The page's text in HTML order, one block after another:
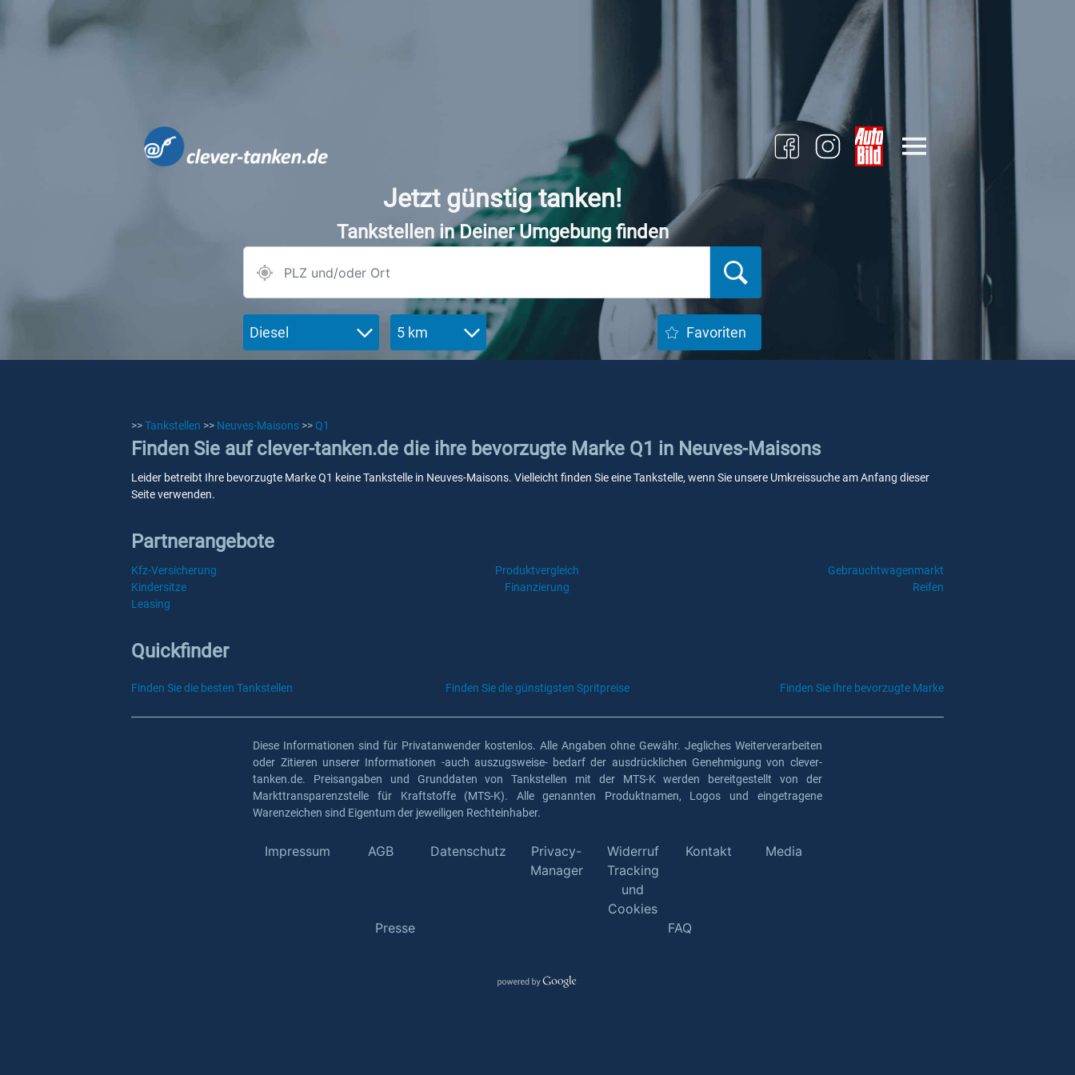
Jetzt günstig tanken!
Tankstellen in Deiner Umgebung finden
Diesel 5 km Favoriten
>>Tankstellen >> Neuves-Maisons >> Q1
Finden Sie auf clever-tanken.de die ihre bevorzugte Marke Q1 in Neuves-Maisons
Leider betreibt Ihre bevorzugte Marke Q1 keine Tankstelle in Neuves-Maisons. Vielleicht finden Sie eine Tankstelle, wenn Sie unsere Umkreissuche am Anfang dieser
Seite verwenden.
Partnerangebote
Kfz-Versicherung Produktvergleich
Gebrauchtwagenmarkt
Kindersitze
Finanzierung
Reifen
Leasing
Quickfinder
Finden Sie die besten Tankstellen Finden Sie die günstigsten Spritpreise Finden Sie Ihre bevorzugte Marke
Diese Informationen sind für Privatanwender kostenlos. Alle Angaben ohne Gewähr. Jegliches Weiterverarbeiten
oder Zitieren unserer Informationen -auch auszugsweise- bedarf der ausdrücklichen Genehmigung von clever-
tanken.de. Preisangaben und Grunddaten von Tankstellen mit der MTS-K werden bereitgestellt von der
Markttransparenzstelle für Kraftstoffe (MTS-K). Alle genannten Produktnamen, Logos und eingetragene
Warenzeichen sind Eigentum der jeweiligen Rechteinhaber.
Impressum AGB Datenschutz
Privacy-
Manager
Widerruf
Tracking
und
Cookies
Kontakt Media
Presse FAQ